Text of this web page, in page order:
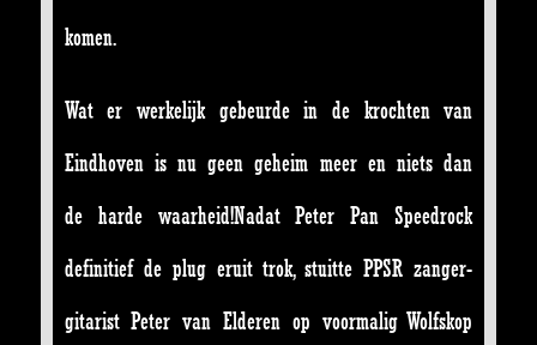
komen.
Wat er werkelijk gebeurde in de krochten van
Eindhoven is nu geen geheim meer en niets dan
de harde waarheid!Nadat Peter Pan Speedrock
definitief de plug eruit trok, stuitte PPSR zanger-
gitarist Peter van Elderen op voormalig Wolfskop